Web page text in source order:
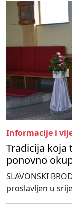
Informacije i
Tradicija koja
ponovno
SLAVONSKI
proslavljen u